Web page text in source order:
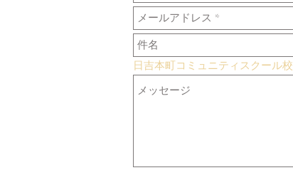
日吉本町コミュニティスクール校